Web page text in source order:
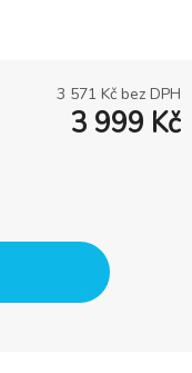
3 571 Kč bez DPH
3 999 Kč